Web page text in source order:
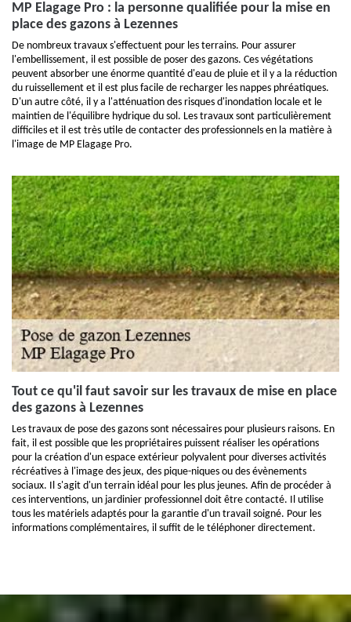
MP Elagage Pro : la personne qualifiée pour la mise en
place des gazons à Lezennes
De nombreux travaux s'effectuent pour les terrains. Pour assurer
l'embellissement, il est possible de poser des gazons. Ces végétations
peuvent absorber une énorme quantité d'eau de pluie et il y a la réduction
du ruissellement et il est plus facile de recharger les nappes phréatiques.
D'un autre côté, il y a l'atténuation des risques d'inondation locale et le
maintien de l'équilibre hydrique du sol. Les travaux sont particulièrement
difficiles et il est très utile de contacter des professionnels en la matière à
l'image de MP Elagage Pro.
Tout ce qu'il faut savoir sur les travaux de mise en place
des gazons à Lezennes
Les travaux de pose des gazons sont nécessaires pour plusieurs raisons. En
fait, il est possible que les propriétaires puissent réaliser les opérations
pour la création d'un espace extérieur polyvalent pour diverses activités
récréatives à l'image des jeux, des pique-niques ou des évènements
sociaux. Il s'agit d'un terrain idéal pour les plus jeunes. Afin de procéder à
ces interventions, un jardinier professionnel doit être contacté. Il utilise
tous les matériels adaptés pour la garantie d'un travail soigné. Pour les
informations complémentaires, il suffit de le téléphoner directement.